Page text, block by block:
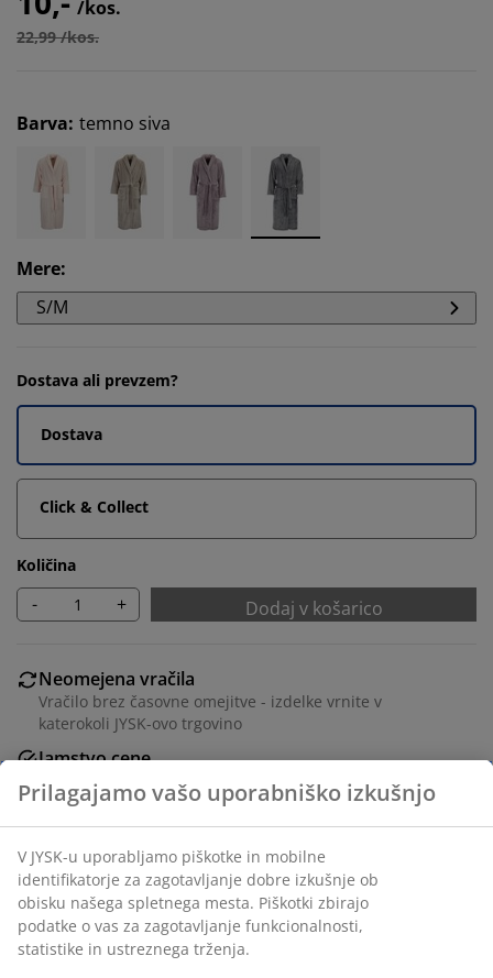
/kos.
22,99 /kos.
Barva: temno siva
Mere:
S/M
Dostava ali prevzem?
Dostava
Click & Collect
Količina
- + Dodaj v košarico
Neomejena vračila
Vračilo brez časovne omejitve - izdelke vrnite v
katerokoli JYSK-ovo trgovino
Jamstvo cene
30 dni jamstva cene na vse izdelke
Fleksibilne možnosti dostave
100% poliester (25% recikliran). Velikost S/M